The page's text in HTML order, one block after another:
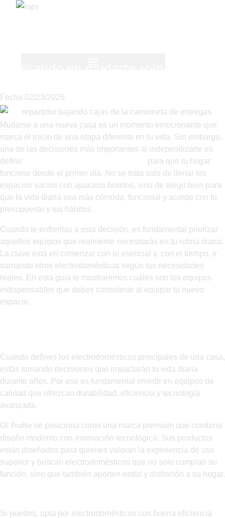
Fecha 02/23/2026
Mudarse a una nueva casa es un momento emocionante que
marca el inicio de una etapa diferente en tu vida. Sin embargo,
una de las decisiones más importantes al independizarte es
definir
para que tu hogar
funcione desde el primer día. No se trata solo de llenar los
espacios vacíos con aparatos bonitos, sino de elegir bien para
que la vida diaria sea más cómoda, funcional y acorde con tu
presupuesto y tus hábitos.
Cuando te enfrentas a esta decisión, es fundamental priorizar
aquellos equipos que realmente necesitarás en tu rutina diaria.
La clave está en comenzar con lo esencial y, con el tiempo, ir
sumando otros electrodomésticos según tus necesidades
reales. En esta guía te mostraremos cuáles son los equipos
indispensables que debes considerar al equipar tu nuevo
espacio.
Cuando defines los electrodomésticos principales de una casa,
estás tomando decisiones que impactarán tu vida diaria
durante años. Por eso es fundamental invertir en equipos de
calidad que ofrezcan durabilidad, eficiencia y tecnología
avanzada.
GE Profile se posiciona como una marca premium que combina
diseño moderno con innovación tecnológica. Sus productos
están diseñados para quienes valoran la experiencia de uso
superior y buscan electrodomésticos que no solo cumplan su
función, sino que también aporten estilo y distinción a su hogar.
Si puedes, opta por electrodomésticos con buena eficiencia